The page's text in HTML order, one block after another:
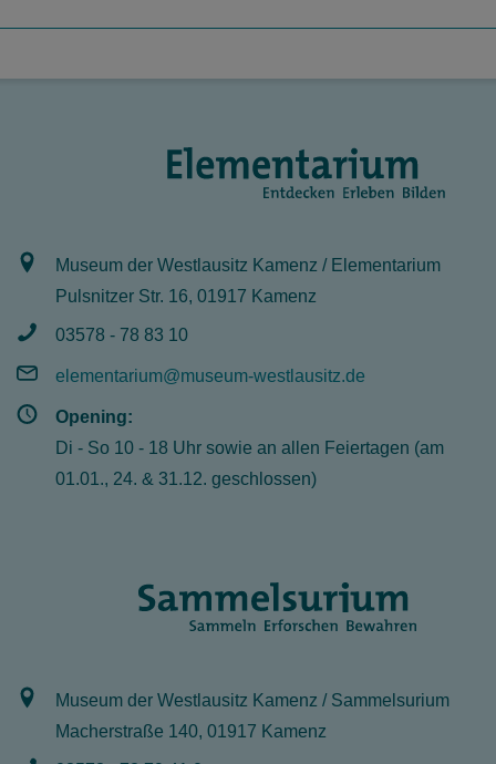
Museum der Westlausitz Kamenz / Elementarium
Pulsnitzer Str. 16, 01917 Kamenz
03578 - 78 83 10
elementarium@museum-westlausitz.de
Opening:
Di - So 10 - 18 Uhr sowie an allen Feiertagen (am
01.01., 24. & 31.12. geschlossen)
Museum der Westlausitz Kamenz / Sammelsurium
Macherstraße 140, 01917 Kamenz